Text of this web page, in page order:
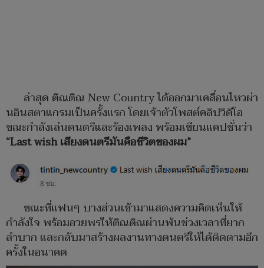
ล่าสุด ติณติณ New Country ได้ออกมาเคลื่อนไหวผ่า
นอินสตาแกรมเป็นครั้งแรก โดยเจ้าตัวโพสต์คลิปวิดีโอ
ขณะกำลังเล่นดนตรีและร้องเพลง พร้อมเขียนแคปชั่นว่า
“Last wish เสียงดนตรีมันคือชีวิตของผม”
ขณะที่แฟนๆ บางส่วนเข้ามาแสดงความคิดเห็นให้
กำลังใจ พร้อมอวยพรให้ติณติณผ่านพ้นช่วงเวลาที่ยาก
ลำบาก และกลับมาสร้างผลงานทางดนตรีให้ได้ติดตามอีก
ครั้งในอนาคต